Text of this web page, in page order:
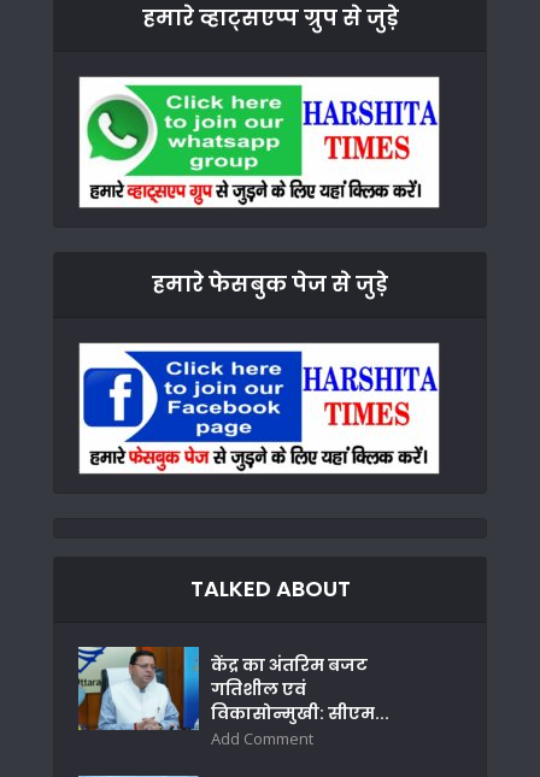
हमारे व्हाट्सएप्प ग्रुप से जुड़े
हमारे फेसबुक पेज से जुड़े
TALKED ABOUT
केंद्र का अंतरिम बजट
गतिशील एवं
विकासोन्मुखी: सीएम...
Add Comment